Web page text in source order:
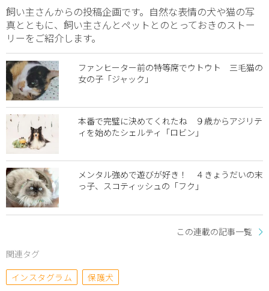
飼い主さんからの投稿企画です。自然な表情の犬や猫の写
真とともに、飼い主さんとペットとのとっておきのストー
リーをご紹介します。
ファンヒーター前の特等席でウトウト 三毛猫の
女の子「ジャック」
本番で完璧に決めてくれたね ９歳からアジリテ
ィを始めたシェルティ「ロビン」
メンタル強めで遊びが好き！ ４きょうだいの末
っ子、スコティッシュの「フク」
この連載の記事一覧
関連タグ
インスタグラム
保護犬